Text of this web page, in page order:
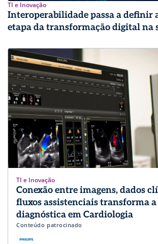
TI e Inovação
Interoperabilidade passa a definir
etapa da transformação digital na
TI e Inovação
Conexão entre imagens, dados
fluxos assistenciais transforma
diagnóstica em Cardiologia
Conteúdo patrocinado